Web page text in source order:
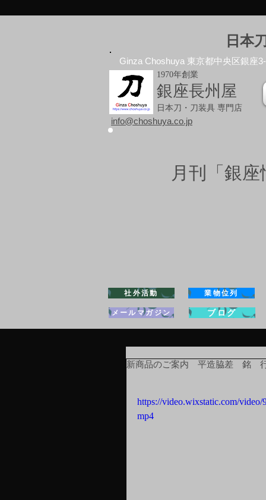
日本
Ginza Choshuya 東京都中央区銀座
1970年創業
銀座長州屋
日本刀・刀装具 専門店
info@choshuya.co.jp
月刊「銀
社外活動 業物位列
メールマガジン ブログ
新商品のご案内 平造脇差 銘 行
https://video.wixstatic.com/video/
mp4